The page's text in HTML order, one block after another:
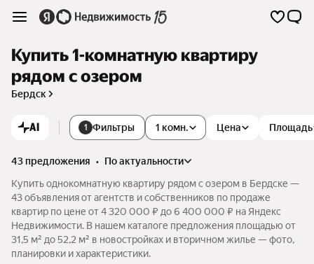
Купить 1-комнатную квартиру
рядом с озером
Бердск
AI 1 Фильтры 1 комн. Цена Площадь
43 предложения •
по актуальности
Купить однокомнатную квартиру рядом с озером в Бердске —
43 объявления от агентств и собственников по продаже
квартир по цене от 4 320 000 ₽ до 6 400 000 ₽ на Яндекс
Недвижимости. В нашем каталоге предложения площадью от
31,5 м² до 52,2 м² в новостройках и вторичном жилье — фото,
планировки и характеристики.